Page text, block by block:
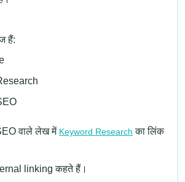
हैं:
वाले लेख में Keyword Research का लिंक
linking कहते हैं।